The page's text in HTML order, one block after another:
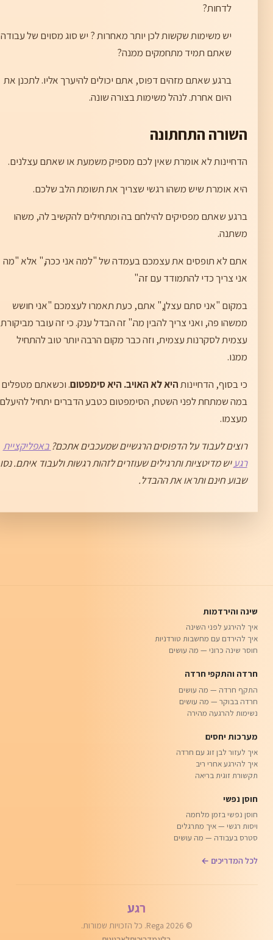
לדחות?
יש משימות שקשות לכן יותר מאחרות ? יש סוג מסוים של עבודה
שאתם תמיד מתחמקים ממנה?
ברגע שאתם מזהים דפוס, אתם יכולים להיערך אליו. לתכנן את
היום אחרת. לנהל משימות בצורה שונה.
השורה התחתונה
הדחיינות לא אומרת שאין לכם מספיק משמעת או שאתם עצלנים.
היא אומרת שיש משהו רגשי שצריך את תשומת הלב שלכם.
ברגע שאתם מפסיקים להילחם בה ומתחילים להקשיב לה, משהו
משתנה.
אתם לא תופסים את עצמכם בעמדה של "למה אני ככה," אלא "מה
אני צריך כדי להתמודד עם זה."
במקום "אני סתם עצלן," אתם, כעת תאמרו לעצמכם "אני חושש
ממשהו פה, ואני צריך להבין מה." זה הבדל ענק. כי זה עובר מביקורת
עצמית לסקרנות עצמית, וזה כבר מקום הרבה יותר טוב להתחיל
ממנו.
כי בסוף, הדחיינותהיא לא האויב. היא סימפטום. וכשאתם מטפלים
במה שמתחת לפני השטח, הסימפטום כטבע הדברים יתחיל
מעצמו.
רוצים לעבוד על הדפוסים הרגשיים שמעכבים אתכם? באפליקציית
רגעיש מדיטציות ותרגילים שעוזרים לזהות רגשות ולעבוד איתם. נסו
שבוע חינם ותראו את ההבדל.
שינה והירדמות
איך להירגע לפני השינה
איך להירדם עם מחשבות טורדניות
חוסר שינה כרוני — מה עושים
חרדה והתקפי חרדה
התקף חרדה — מה עושים
חרדה בבוקר — מה עושים
נשימות להרגעה מהירה
מערכות יחסים
איך לעזור לבן זוג עם חרדה
איך להירגע אחרי ריב
תקשורת זוגית בריאה
חוסן נפשי
חוסן נפשי בזמן מלחמה
ויסות רגשי — איך מתרגלים
סטרס בעבודה — מה עושים
לכל המדריכים ←
רגע
© 2026 Rega. כל הזכויות שמורות.